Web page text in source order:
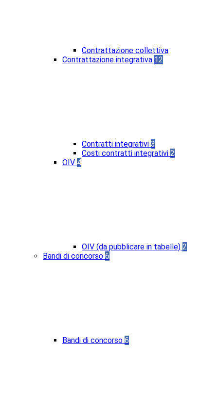
Contrattazione collettiva
Contrattazione integrativa 12
Contratti integrativi 3
Costi contratti integrativi 2
OIV 4
OIV (da pubblicare in tabelle) 2
Bandi di concorso 6
Bandi di concorso 6